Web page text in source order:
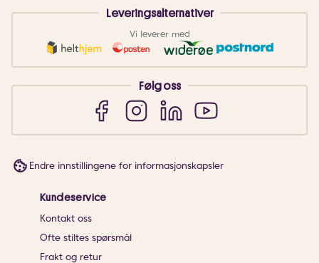
Leveringsalternativer
Vi leverer med
Følg oss
Endre innstillingene for informasjonskapsler
Kundeservice
Kontakt oss
Ofte stiltes spørsmål
Frakt og retur